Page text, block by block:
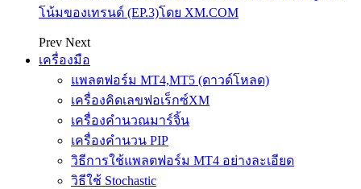
โน้มของเทรนด์ (EP.3)โดย XM.COM
Prev Next
เครื่องมือ
แพลตฟอร์ม MT4,MT5 (ดาวด์โหลด)
เครื่องคิดเลขฟอเร็กซ์XM
เครื่องคำนวณมาร์จิ้น
เครื่องคำนวน PIP
วิธีการใช้แพลตฟอร์ม MT4 อย่างละเอียด
วิธีใช้ Stochastic